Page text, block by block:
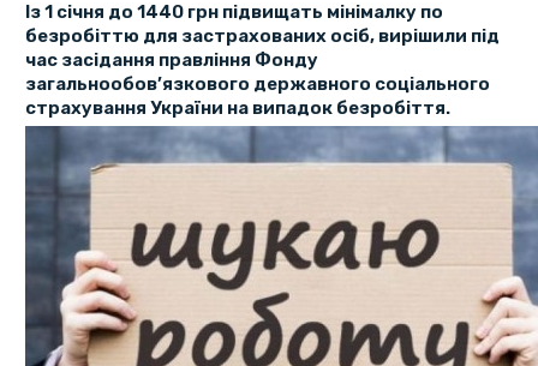
Із 1 січня до 1440 грн підвищать мінімалку по
безробіттю для застрахованих осіб, вирішили під
час засідання правління Фонду
загальнообов’язкового державного соціального
страхування України на випадок безробіття.